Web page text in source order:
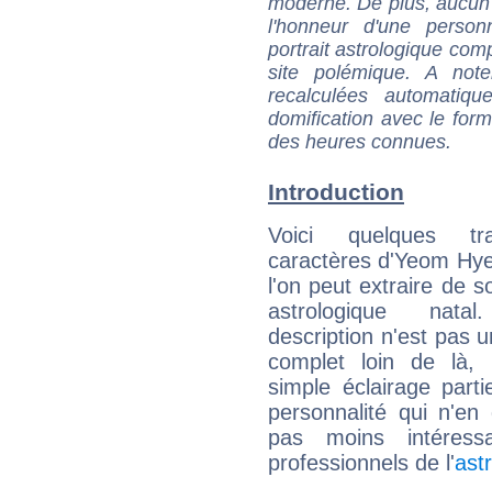
l'honneur d'une
portrait astrologique
site polémique. A
recalculées
domification avec le
des heures connues.
Introduction
Voici quelques
caractères d'Yeom
l'on peut extraire de
astrologique
description n'est pas
complet loin de là,
simple éclairage
personnalité qui n'en
pas moins
professionnels de l'